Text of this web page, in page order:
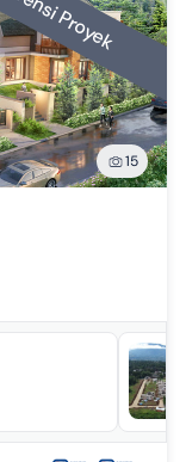
15